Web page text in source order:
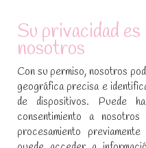
ATENCIÓN AL
Condiciones de compra
Aviso legal y política de
Política de cookies
Su privacidad
nosotros
Con su permiso, nosotros
geográfica precisa e
de dispositivos. Puede
consentimiento a
procesamiento